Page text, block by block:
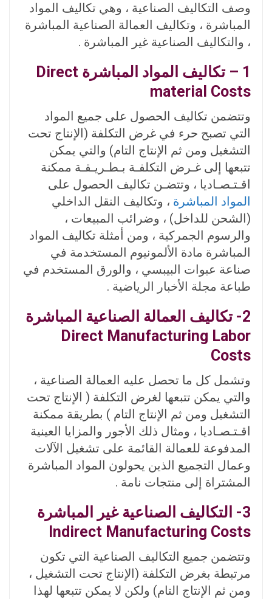
وصف التكاليف الصناعية ، وهي تكاليف المواد
المباشرة ، وتكاليف العمالة الصناعية المباشرة
، والتكاليف الصناعية غير المباشرة .
1 – تكاليف المواد المباشرة Direct
material Costs
وتتضمن تكاليف الحصول على جميع المواد
التي تصبح حرء في غرض التكلفة (الإنتاج تحت
التشغيل ومن ثم الإنتاج التام) والتي يمكن
تتبعها إلى غـرض التكلفـة بـطـريـقـة ممكنة
اقـتـصـاديا ، وتتضـن تكاليف الحصول على
المواد المباشرة ، وتكاليف النقل الداخلي
(الشحن للداخل) ، وضرائب المبيعات ،
والرسوم الجمركية ، ومن أمثلة تكاليف المواد
المباشرة مادة الألمونيوم المستخدمة في
صناعة عبوات البيبسي ، والورق المستخدم في
طباعة مجلة الأخبار الرياضية .
2- تكاليف العمالة الصناعية المباشرة
Direct Manufacturing Labor
Costs
وتشمل كل ما تحصل عليه العمالة الصناعية ،
والتي يمكن تتبعها لغرض التكلفة ( الإنتاج تحت
التشغيل ومن ثم الإنتاج التام ) بطريقة ممكنة
اقـتـصـاديا ، ومثال ذلك الأجور والمزايا العينية
المدفوعة للعمالة القائمة على تشغيل الآلات
وعمال التجميع الذين يحولون المواد المباشرة
المشتراة إلى منتجات نامة .
3- التكاليف الصناعية غير المباشرة
Indirect Manufacturing Costs
وتتضمن جميع التكاليف الصناعية التي تكون
مرتبطة بغرض التكلفة (الإنتاج تحت التشغيل ،
ومن ثم الإنتاج التام) ولكن لا يمكن تتبعها لهذا